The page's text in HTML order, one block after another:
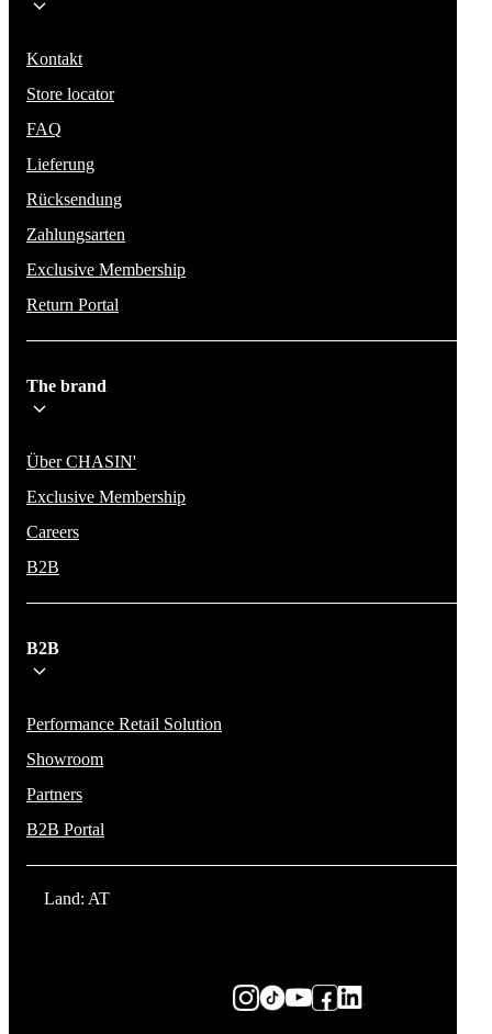
Aktionen. Wir geben deine E-Mail-Adresse nicht weiter und versenden
Kontakt
Store locator
FAQ
Lieferung
Rücksendung
Zahlungsarten
Exclusive Membership
Return Portal
The brand
Über CHASIN'
Exclusive Membership
Careers
B2B
B2B
Performance Retail Solution
Showroom
Partners
B2B Portal
Land: AT